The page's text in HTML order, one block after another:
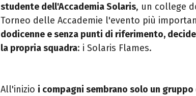
studente dell'Accademia Solaris, un college
Torneo delle Accademie l'evento più
dodicenne e senza punti di riferimento,
la propria squadra: i Solaris Flames.
All'inizio i compagni sembrano solo un